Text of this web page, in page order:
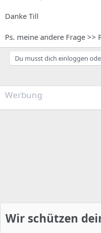
Danke Till
Ps. meine andere Frage
Du musst dich einloggen
Werbung
Wir schützen